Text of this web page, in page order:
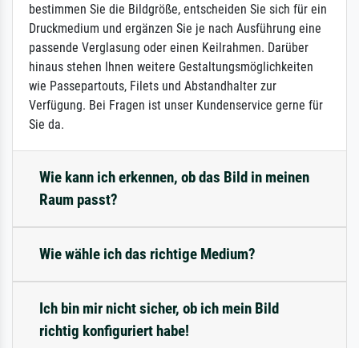
bestimmen Sie die Bildgröße, entscheiden Sie sich für ein
Druckmedium und ergänzen Sie je nach Ausführung eine
passende Verglasung oder einen Keilrahmen. Darüber
hinaus stehen Ihnen weitere Gestaltungsmöglichkeiten
wie Passepartouts, Filets und Abstandhalter zur
Verfügung. Bei Fragen ist unser Kundenservice gerne für
Sie da.
Wie kann ich erkennen, ob das Bild in meinen
Raum passt?
Wie wähle ich das richtige Medium?
Ich bin mir nicht sicher, ob ich mein Bild
richtig konfiguriert habe!